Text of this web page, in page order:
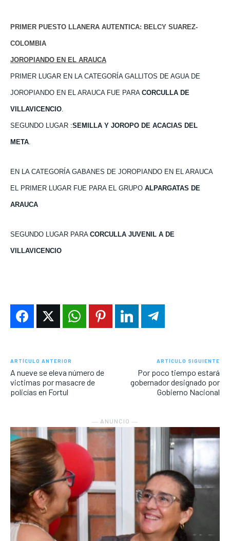
PRIMER PUESTO LLANERA AUTENTICA: BELCY SUAREZ-
COLOMBIA
JOROPIANDO EN EL ARAUCA
PRIMER LUGAR EN LA CATEGORÍA GALLITOS DE AGUA DE
JOROPIANDO EN EL ARAUCA FUE PARA CORCULLA DE
VILLAVICENCIO.
SEGUNDO LUGAR :SEMILLA Y JOROPO DE ACACIAS DEL
META.
EN LA CATEGORÍA GABANES DE JOROPIANDO EN EL ARAUCA
EL PRIMER LUGAR FUE PARA EL GRUPO ALPARGATAS DE
ARAUCA
SEGUNDO LUGAR PARA CORCULLA JUVENIL A DE
VILLAVICENCIO
ARTÍCULO ANTERIOR
A nueve se eleva número de
victimas por masacre de
policías en Fortul
ARTÍCULO SIGUIENTE
Por poco tiempo estará
gobernador designado por
Gobierno Nacional
― ANUNCIO ―